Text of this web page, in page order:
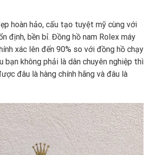
hoàn hảo, cấu tạo tuyệt mỹ cùng với
định, bền bỉ. Đồng hồ nam Rolex máy
xác lên đến 90% so với đồng hồ chạy
bạn không phải là dân chuyên nghiệp thì
đâu là hàng chính hãng và đâu là